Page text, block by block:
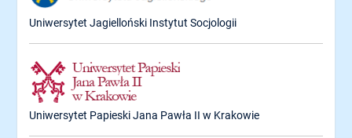
Uniwersytet Jagielloński Instytut Socjologii
Uniwersytet Papieski Jana Pawła II w Krakowie